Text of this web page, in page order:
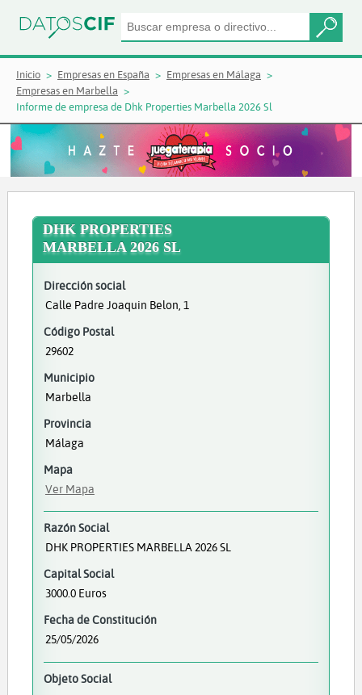
Inicio Empresas en España
Empresas en Málaga
Empresas en Marbella
Informe de empresa de Dhk Properties Marbella 2026 Sl
DHK PROPERTIES
MARBELLA 2026 SL
Dirección social
Calle Padre Joaquin Belon, 1
Código Postal
29602
Municipio
Marbella
Provincia
Málaga
Mapa
Ver Mapa
Razón Social
DHK PROPERTIES MARBELLA 2026 SL
Capital Social
3000.0 Euros
Fecha de Constitución
25/05/2026
Objeto Social